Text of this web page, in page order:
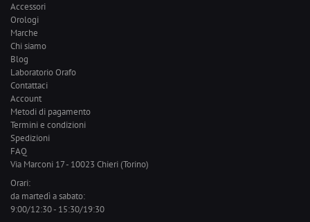
Accessori
Orologi
Marche
Chi siamo
Blog
Laboratorio Orafo
Contattaci
Account
Metodi di pagamento
Termini e condizioni
Spedizioni
FAQ
Via Marconi 17 - 10023 Chieri (Torino)
Orari:
da martedì a sabato:
9:00/12:30 - 15:30/19:30